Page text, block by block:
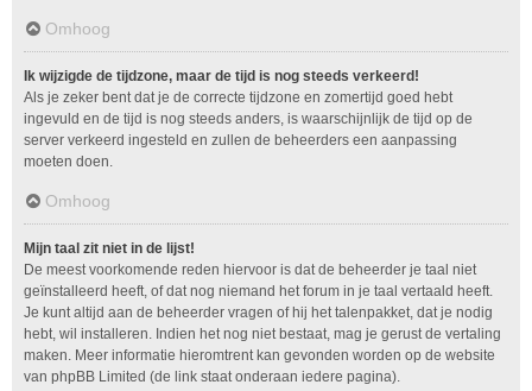
Omhoog
Ik wijzigde de tijdzone, maar de tijd is nog steeds verkeerd!
Als je zeker bent dat je de correcte tijdzone en zomertijd goed hebt
ingevuld en de tijd is nog steeds anders, is waarschijnlijk de tijd op de
server verkeerd ingesteld en zullen de beheerders een aanpassing
moeten doen.
Omhoog
Mijn taal zit niet in de lijst!
De meest voorkomende reden hiervoor is dat de beheerder je taal niet
geïnstalleerd heeft, of dat nog niemand het forum in je taal vertaald heeft.
Je kunt altijd aan de beheerder vragen of hij het talenpakket, dat je nodig
hebt, wil installeren. Indien het nog niet bestaat, mag je gerust de vertaling
maken. Meer informatie hieromtrent kan gevonden worden op de website
van phpBB Limited (de link staat onderaan iedere pagina).